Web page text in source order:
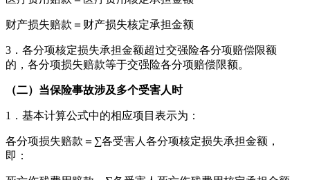
财产损失赔款＝财产损失核定承担金额
3．各分项核定损失承担金额超过交强险各分项赔偿限额
的，各分项损失赔款等于交强险各分项赔偿限额。
（二）当保险事故涉及多个受害人时
1．基本计算公式中的相应项目表示为：
各分项损失赔款＝∑各受害人各分项核定损失承担金额，
即：